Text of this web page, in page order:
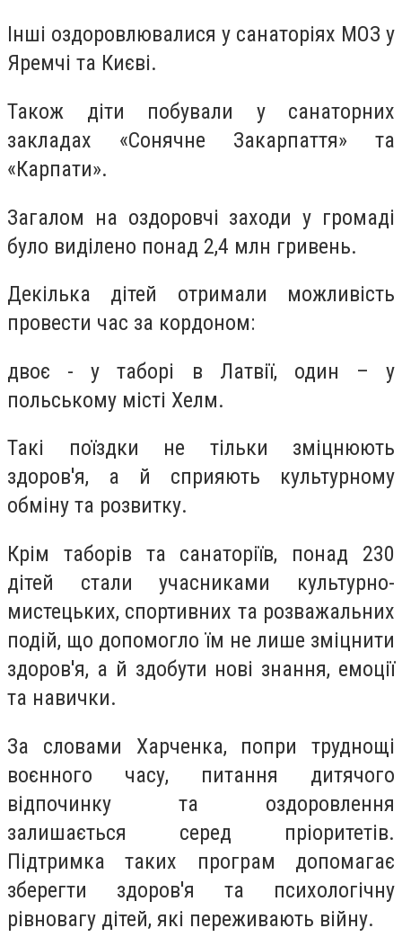
Інші оздоровлювалися у санаторіях МОЗ у
Яремчі та Києві.
Також діти побували у санаторних
закладах «Сонячне Закарпаття» та
«Карпати».
Загалом на оздоровчі заходи у громаді
було виділено понад 2,4 млн гривень.
Декілька дітей отримали можливість
провести час за кордоном:
двоє - у таборі в Латвії, один – у
польському місті Хелм.
Такі поїздки не тільки зміцнюють
здоров'я, а й сприяють культурному
обміну та розвитку.
Крім таборів та санаторіїв, понад 230
дітей стали учасниками культурно-
мистецьких, спортивних та розважальних
подій, що допомогло їм не лише зміцнити
здоров'я, а й здобути нові знання, емоції
та навички.
За словами Харченка, попри труднощі
воєнного часу, питання дитячого
відпочинку та оздоровлення
залишається серед пріоритетів.
Підтримка таких програм допомагає
зберегти здоров'я та психологічну
рівновагу дітей, які переживають війну.